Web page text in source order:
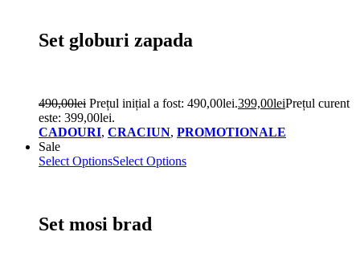
Set globuri zapada
490,00lei Prețul inițial a fost: 490,00lei.399,00leiPrețul curent
este: 399,00lei.
CADOURI, CRACIUN, PROMOTIONALE
Sale
Select OptionsSelect Options
Set mosi brad